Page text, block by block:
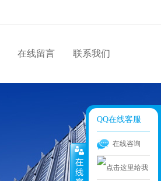
在线留言 联系我们
QQ在线客服
在线咨询